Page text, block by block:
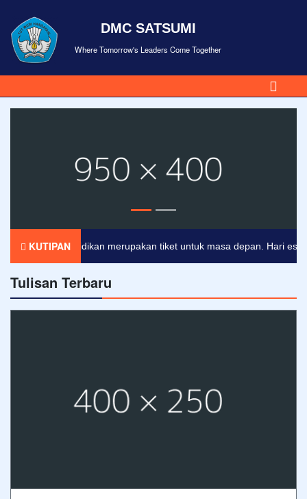
DMC SATSUMI
Where Tomorrow's Leaders Come Together
KUTIPAN
Pendidikan merupakan tiket untuk masa depan. Hari esok
Tulisan Terbaru